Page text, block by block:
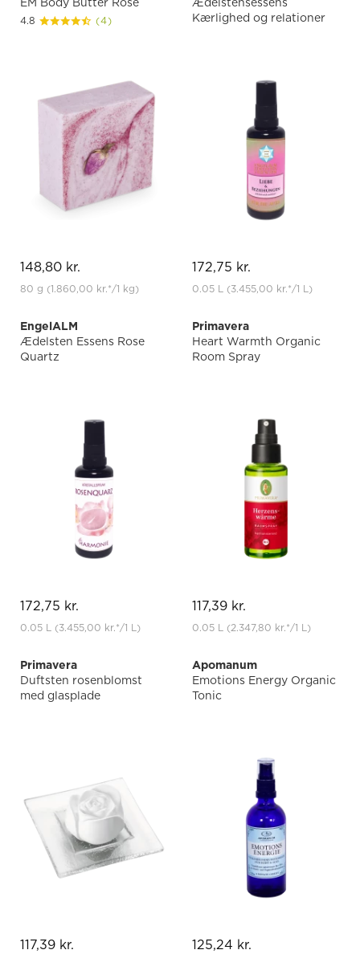
EM Body Butter Rose
4.8 (4)
148,80 kr.
80 g (1.860,00 kr.*/1 kg)
Ædelstensessens
Kærlighed og relationer
172,75 kr.
0.05 L (3.455,00 kr.*/1 L)
EngelALM
Ædelsten Essens Rose
Quartz
172,75 kr.
0.05 L (3.455,00 kr.*/1 L)
Primavera
Heart Warmth Organic
Room Spray
117,39 kr.
0.05 L (2.347,80 kr.*/1 L)
Primavera
Duftsten rosenblomst
med glasplade
117,39 kr.
Apomanum
Emotions Energy Organic
Tonic
125,24 kr.